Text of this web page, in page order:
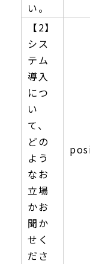
い。
【2】
シス
テム
導入
につ
い
て、
どの
よう
なお
立場
かお
聞か
せく
ださ